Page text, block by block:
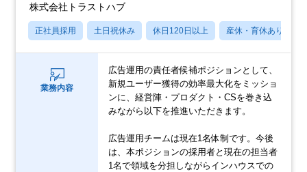
株式会社トラストハブ
正社員採用 土日祝休み 休日120日以上 産休・育休あり
業務内容
広告運用の責任者候補ポジションとして、
新規ユーザー獲得の効率最大化をミッショ
ンに、経営陣・プロダクト・CSを巻き込
みながら以下を推進いただきます。
広告運用チームは現在1名体制です。今後
は、本ポジションの採用者と現在の担当者
1名で領域を分担しながらインハウスでの